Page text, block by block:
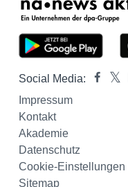
Social Media:
Impressum
Kontakt
Akademie
Datenschutz
Cookie-Einstellungen
Sitemap